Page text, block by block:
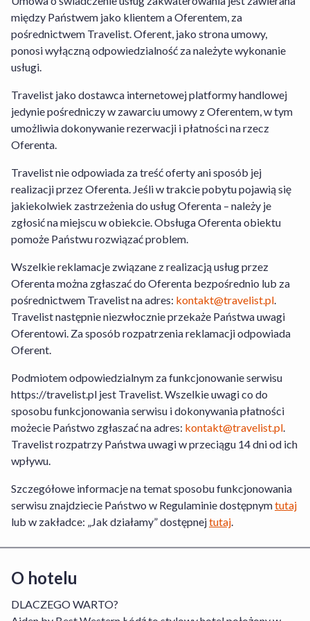
rezerwacji Usługi Hotel+Lot, których
dane znajdziesz w sekcji Informacja dla
konsumentów. W odniesieniu do
rezerwacji usług Oferenta obowiązuje
Regulamin Usługi Zakwaterowaniaoraz
Warunki Rezygnacji . W odniesieniu do
rezerwacji Usługi Hotel+Lot obowiązuje
Hotel+LotorazWarunki Rezygnacji
Usługi Hotel+Lot. Szczegółowe
informacje na temat sposobu
funkcjonowania serwisu znajdziesz w
zakładce „Jak działamy” dostępnej
działa jako agent Organizatora Turystyki.
Transport nie jest wliczony w cenę.
Travelist Sp. z o.o. z siedzibą pod adresem
prowadzonego przez Sąd Rejonowy dla m.
st. Warszawy, XII Wydział Gospodarczy
Krajowego Rejestru Sądowego pod nr.
KRS: 0000440014, NIP: 7010359657,
Regon 146394313, kapitał zakładowy:
między Państwem jako klientem a Oferentem, za
pośrednictwem Travelist. Oferent, jako strona umowy,
ponosi wyłączną odpowiedzialność za należyte wykonanie
usługi.
Travelist jako dostawca internetowej platformy handlowej
jedynie pośredniczy w zawarciu umowy z Oferentem, w tym
umożliwia dokonywanie rezerwacji i płatności na rzecz
Oferenta.
Travelist nie odpowiada za treść oferty ani sposób jej
realizacji przez Oferenta. Jeśli w trakcie pobytu pojawią się
jakiekolwiek zastrzeżenia do usług Oferenta – należy je
zgłosić na miejscu w obiekcie. Obsługa Oferenta obiektu
pomoże Państwu rozwiązać problem.
Wszelkie reklamacje związane z realizacją usług przez
Oferenta można zgłaszać do Oferenta bezpośrednio lub za
pośrednictwem Travelist na adres: kontakt@travelist.pl.
Travelist następnie niezwłocznie przekaże Państwa uwagi
Oferentowi. Za sposób rozpatrzenia reklamacji odpowiada
Oferent.
Podmiotem odpowiedzialnym za funkcjonowanie serwisu
https://travelist.pl jest Travelist. Wszelkie uwagi co do
sposobu funkcjonowania serwisu i dokonywania płatności
możecie Państwo zgłaszać na adres: kontakt@travelist.pl.
Travelist rozpatrzy Państwa uwagi w przeciągu 14 dni od ich
wpływu.
Szczegółowe informacje na temat sposobu funkcjonowania
serwisu znajdziecie Państwo w Regulaminie dostępnymtutaj
lub w zakładce: „Jak działamy” dostępnejtutaj.
O hotelu
DLACZEGO WARTO?